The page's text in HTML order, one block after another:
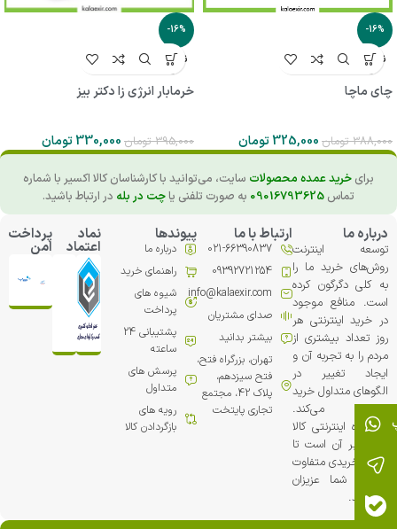
-16%
ناموجو
د
چای ماچا
388,000 تومان 325,000تومان
-16%
ناموجو
د
خرمابار انرژی زا دکتر بیز
395,000 تومان 330,000تومان
برای خرید عمده محصولات سایت، می‌توانید با کارشناسان کالا اکسیر با شماره
تماس 09016793625 به صورت تلفنی یاچت در بله در ارتباط باشید.
درباره ما
توسعه اینترنت
روش‌های خرید ما را
به کلی دگرگون کرده
است. منافع موجود
در خرید اینترنتی هر
روز تعداد بیشتری از
مردم را به تجربه آن و
ایجاد تغییر در
الگوهای متداول خرید
ترغیب می‏‌کند.
فروشگاه اینترنتی کالا
اکسیر بر آن است تا
تجربه خریدی متفاوت
را برای شما عزیزان
خلق کند.
ارتباط با ما
021-66390837
09392721254
info@kalaexir.com
صدای مشتریان
بیشتر بدانید
تهران، بزرگراه فتح،
فتح سیزدهم،
پلاک 42، مجتمع
تجاري پایتخت
پیوندها
درباره ما
راهنمای خرید
شیوه های
پرداخت
پشتیبانی 24
ساعته
پرسش های
متداول
رویه های
بازگردادن کالا
نماد
اعتماد
پرداخت
امن